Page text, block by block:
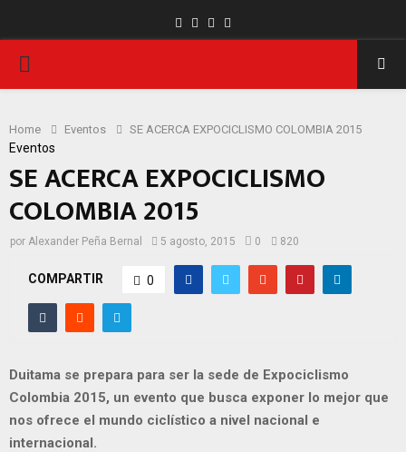
Facebook
TwitterInstagram
PRIMARY
Home Eventos SE ACERCA EXPOCICLISMO COLOMBIA 2015
Eventos
SE ACERCA EXPOCICLISMO
COLOMBIA 2015
por Alexander Peña Bernal 5 agosto, 2015 0 820
COMPARTIR 0
Duitama se prepara para ser la sede de Expociclismo
Colombia 2015, un evento que busca exponer lo mejor que
nos ofrece el mundo ciclístico a nivel nacional e
internacional.